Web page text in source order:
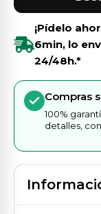
¡Pídelo
6min, lo
24/48h.*
Compras
100%
detalles,